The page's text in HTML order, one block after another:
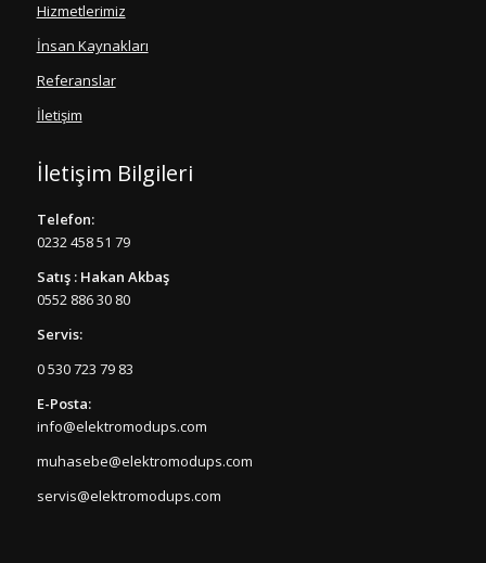
Hizmetlerimiz
İnsan Kaynakları
Referanslar
İletişim
İletişim Bilgileri
Telefon:
0232 458 51 79
Satış : Hakan Akbaş
0552 886 30 80
Servis:
0 530 723 79 83
E-Posta:
info@elektromodups.com
muhasebe@elektromodups.com
servis@elektromodups.com